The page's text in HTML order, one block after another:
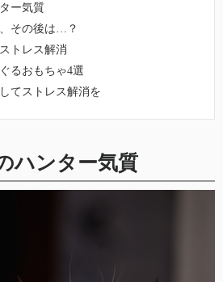
ー気質
その後は…？
トレス解消
るおもちゃ4選
てストレス解消を
ハンター気質